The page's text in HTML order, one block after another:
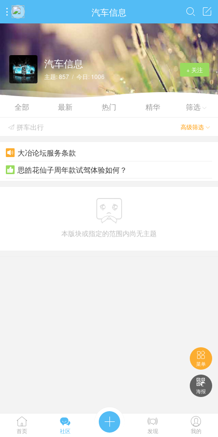
 汽车信息 

+ 关注
汽车信息
主题: 857 / 今日: 1006
全部 最新 热门 精华 筛选 
高级筛选 
 拼车出行
 大冶论坛服务条款
 思皓花仙子周年款试驾体验如何？

本版块或指定的范围内尚无主题

菜单

海报

首页

社区
 
发现

我的